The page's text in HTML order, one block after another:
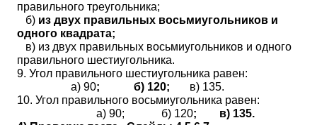
правильного треугольника;
б) из двух правильных восьмиугольников и
одного квадрата;
в) из двух правильных восьмиугольников и одного
правильного шестиугольника.
9. Угол правильного шестиугольника равен:
а) 90; б) 120; в) 135.
10. Угол правильного восьмиугольника равен:
а) 90; б) 120; в) 135.